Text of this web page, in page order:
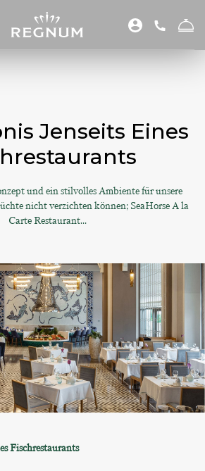
Jenseits Eines
und ein stilvolles Ambiente für unsere
nicht verzichten können; SeaHorse A la
Carte Restaurant...
Fischrestaurants